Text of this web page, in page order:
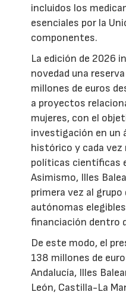
incluidos los
esenciales por la
componentes.
La edición de 2026
novedad una
millones de euros
a proyectos
mujeres, con el
investigación en un
histórico y cada
políticas científicas
Asimismo, Illes
primera vez al grupo
autónomas
financiación dentro
De este modo, el
138 millones de
Andalucía, Illes
León, Castilla-La